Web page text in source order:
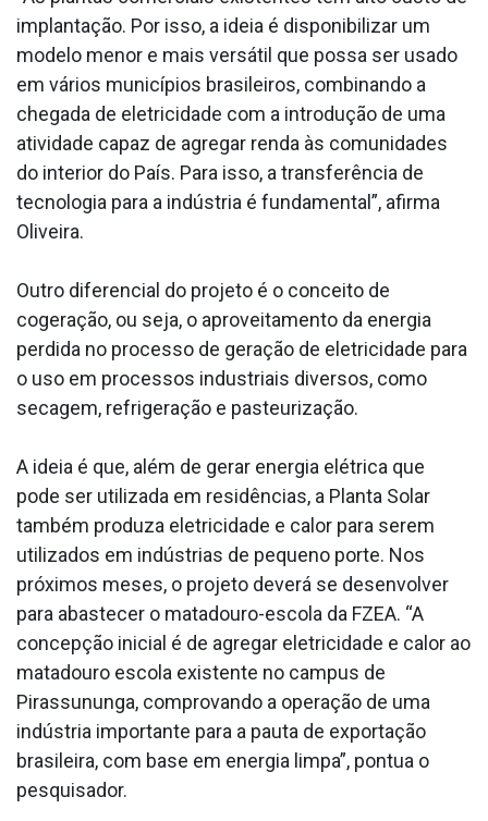
implantação. Por isso, a ideia é disponibilizar um
modelo menor e mais versátil que possa ser usado
em vários municípios brasileiros, combinando a
chegada de eletricidade com a introdução de uma
atividade capaz de agregar renda às comunidades
do interior do País. Para isso, a transferência de
tecnologia para a indústria é fundamental”, afirma
Oliveira.
Outro diferencial do projeto é o conceito de
cogeração, ou seja, o aproveitamento da energia
perdida no processo de geração de eletricidade para
o uso em processos industriais diversos, como
secagem, refrigeração e pasteurização.
A ideia é que, além de gerar energia elétrica que
pode ser utilizada em residências, a Planta Solar
também produza eletricidade e calor para serem
utilizados em indústrias de pequeno porte. Nos
próximos meses, o projeto deverá se desenvolver
para abastecer o matadouro-escola da FZEA. “A
concepção inicial é de agregar eletricidade e calor ao
matadouro escola existente no campus de
Pirassununga, comprovando a operação de uma
indústria importante para a pauta de exportação
brasileira, com base em energia limpa”, pontua o
pesquisador.